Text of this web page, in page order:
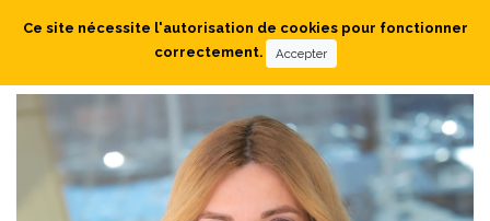
Ce site nécessite l'autorisation de cookies pour fonctionner
correctement.
Accepter